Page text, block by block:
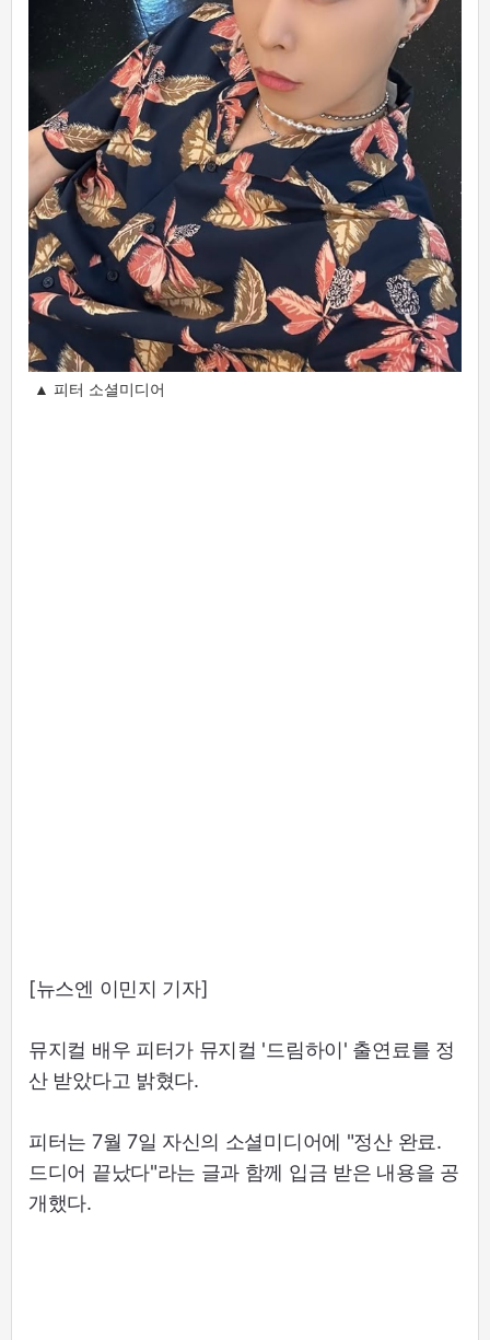
▲ 피터 소셜미디어
[뉴스엔 이민지 기자]
뮤지컬 배우 피터가 뮤지컬 '드림하이' 출연료를 정
산 받았다고 밝혔다.
피터는 7월 7일 자신의 소셜미디어에 "정산 완료.
드디어 끝났다"라는 글과 함께 입금 받은 내용을 공
개했다.